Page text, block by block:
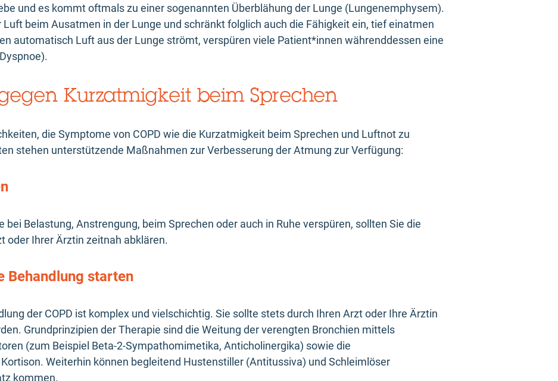
und es kommt oftmals zu einer sogenannten Überblähung der Lunge (Lungenemphysem).
Luft beim Ausatmen in der Lunge und schränkt folglich auch die Fähigkeit ein, tief einatmen
automatisch Luft aus der Lunge strömt, verspüren viele Patient*innen währenddessen eine
Kurzatmigkeit beim Sprechen
die Symptome von COPD wie die Kurzatmigkeit beim Sprechen und Luftnot zu
stehen unterstützende Maßnahmen zur Verbesserung der Atmung zur Verfügung:
bei Belastung, Anstrengung, beim Sprechen oder auch in Ruhe verspüren, sollten Sie die
oder Ihrer Ärztin zeitnah abklären.
Behandlung starten
der COPD ist komplex und vielschichtig. Sie sollte stets durch Ihren Arzt oder Ihre Ärztin
Grundprinzipien der Therapie sind die Weitung der verengten Bronchien mittels
(zum Beispiel Beta-2-Sympathomimetika, Anticholinergika) sowie die
Weiterhin können begleitend Hustenstiller (Antitussiva) und Schleimlöser
kommen.